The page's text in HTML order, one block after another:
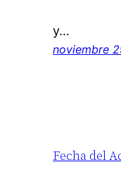
y…
noviembre
Fecha del